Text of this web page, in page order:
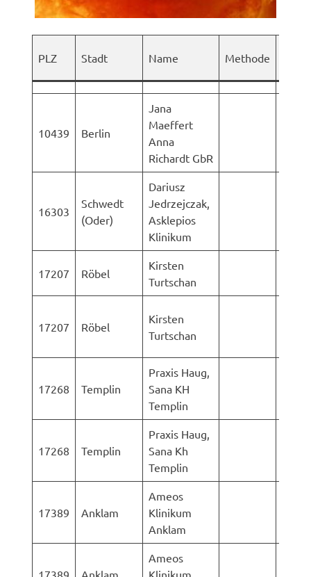
PLZ Stadt Name Methode
10439 Berlin
Jana
Maeffert
Anna
Richardt GbR
16303
Schwedt
(Oder)
Dariusz
Jedrzejczak,
Asklepios
Klinikum
17207 Röbel
Kirsten
Turtschan
17207 Röbel
Kirsten
Turtschan
17268 Templin
Praxis Haug,
Sana KH
Templin
17268 Templin
Praxis Haug,
Sana Kh
Templin
17389 Anklam
Ameos
Klinikum
Anklam
Ameos